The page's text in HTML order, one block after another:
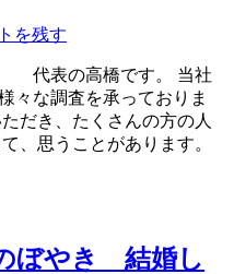
を残す
代表の高橋です。 当社
々な調査を承っておりま
だき、たくさんの方の人
、思うことがあります。
ぼやき 結婚し